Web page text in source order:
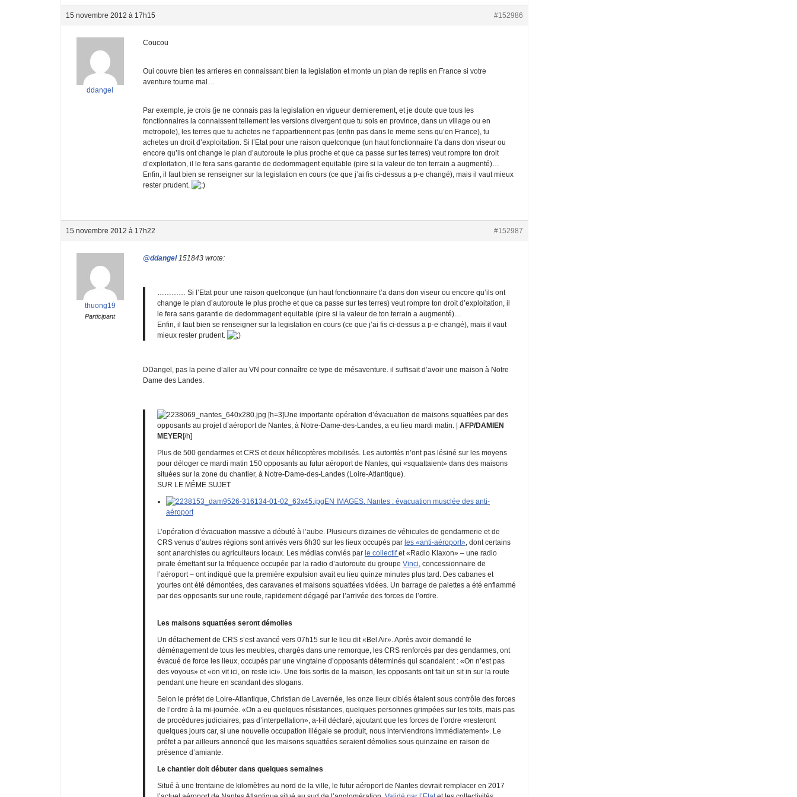
15 novembre 2012 à 17h15 #152986
ddangel
Coucou
Oui couvre bien tes arrieres en connaissant bien la legislation et monte un plan de replis en France si votre
aventure tourne mal…
Par exemple, je crois (je ne connais pas la legislation en vigueur dernierement, et je doute que tous les
fonctionnaires la connaissent tellement les versions divergent que tu sois en province, dans un village ou en
metropole), les terres que tu achetes ne t’appartiennent pas (enfin pas dans le meme sens qu’en France), tu
achetes un droit d’exploitation. Si l’Etat pour une raison quelconque (un haut fonctionnaire t’a dans don viseur ou
encore qu’ils ont change le plan d’autoroute le plus proche et que ca passe sur tes terres) veut rompre ton droit
d’exploitation, il le fera sans garantie de dedommagent equitable (pire si la valeur de ton terrain a augmenté)…
Enfin, il faut bien se renseigner sur la legislation en cours (ce que j’ai fis ci-dessus a p-e changé), mais il vaut mieux
rester prudent.
15 novembre 2012 à 17h22 #152987
thuong19
Participant
@ddangel151843 wrote:
………… Si l’Etat pour une raison quelconque (un haut fonctionnaire t’a dans don viseur ou encore qu’ils ont
change le plan d’autoroute le plus proche et que ca passe sur tes terres) veut rompre ton droit d’exploitation, il
le fera sans garantie de dedommagent equitable (pire si la valeur de ton terrain a augmenté)…
Enfin, il faut bien se renseigner sur la legislation en cours (ce que j’ai fis ci-dessus a p-e changé), mais il vaut
mieux rester prudent.
DDangel, pas la peine d’aller au VN pour connaître ce type de mésaventure. il suffisait d’avoir une maison à Notre
Dame des Landes.
[h=3]Une importante opération d’évacuation de maisons squattées par des
opposants au projet d’aéroport de Nantes, à Notre-Dame-des-Landes, a eu lieu mardi matin. | AFP/DAMIEN
MEYER[/h]
Plus de 500 gendarmes et CRS et deux hélicoptères mobilisés. Les autorités n’ont pas lésiné sur les moyens
pour déloger ce mardi matin 150 opposants au futur aéroport de Nantes, qui «squattaient» dans des maisons
situées sur la zone du chantier, à Notre-Dame-des-Landes (Loire-Atlantique).
SUR LE MÊME SUJET
EN IMAGES. Nantes : évacuation musclée des anti-
aéroport
L’opération d’évacuation massive a débuté à l’aube. Plusieurs dizaines de véhicules de gendarmerie et de
CRS venus d’autres régions sont arrivés vers 6h30 sur les lieux occupés par les «anti-aéroport» , dont certains
sont anarchistes ou agriculteurs locaux. Les médias conviés par le collectifet «Radio Klaxon» – une radio
pirate émettant sur la fréquence occupée par la radio d’autoroute du groupe Vinci , concessionnaire de
l’aéroport – ont indiqué que la première expulsion avait eu lieu quinze minutes plus tard. Des cabanes et
yourtes ont été démontées, des caravanes et maisons squattées vidées. Un barrage de palettes a été enflammé
par des opposants sur une route, rapidement dégagé par l’arrivée des forces de l’ordre.
Les maisons squattées seront démolies
Un détachement de CRS s’est avancé vers 07h15 sur le lieu dit «Bel Air». Après avoir demandé le
déménagement de tous les meubles, chargés dans une remorque, les CRS renforcés par des gendarmes, ont
évacué de force les lieux, occupés par une vingtaine d’opposants déterminés qui scandaient : «On n’est pas
des voyous» et «on vit ici, on reste ici». Une fois sortis de la maison, les opposants ont fait un sit in sur la route
pendant une heure en scandant des slogans.
Selon le préfet de Loire-Atlantique, Christian de Lavernée, les onze lieux ciblés étaient sous contrôle des forces
de l’ordre à la mi-journée. «On a eu quelques résistances, quelques personnes grimpées sur les toits, mais pas
de procédures judiciaires, pas d’interpellation», a-t-il déclaré, ajoutant que les forces de l’ordre «resteront
quelques jours car, si une nouvelle occupation illégale se produit, nous interviendrons immédiatement». Le
préfet a par ailleurs annoncé que les maisons squattées seraient démolies sous quinzaine en raison de
présence d’amiante.
Le chantier doit débuter dans quelques semaines
Situé à une trentaine de kilomètres au nord de la ville, le futur aéroport de Nantes devrait remplacer en 2017